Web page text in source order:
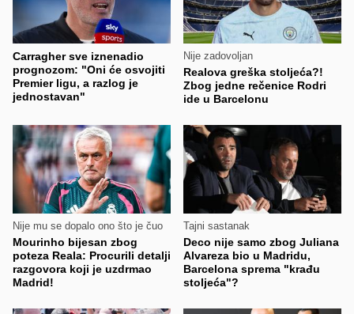
Carragher sve iznenadio
prognozom: "Oni će osvojiti
Premier ligu, a razlog je
jednostavan"
Nije zadovoljan
Realova greška stoljeća?!
Zbog jedne rečenice Rodri
ide u Barcelonu
Nije mu se dopalo ono što je čuo
Mourinho bijesan zbog
poteza Reala: Procurili detalji
razgovora koji je uzdrmao
Madrid!
Tajni sastanak
Deco nije samo zbog Juliana
Alvareza bio u Madridu,
Barcelona sprema "krađu
stoljeća"?